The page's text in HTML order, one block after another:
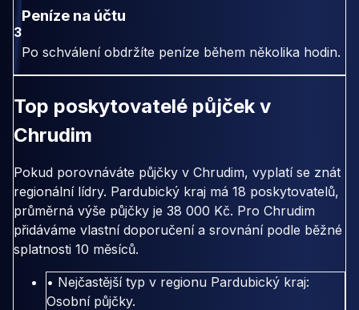
3
Peníze na účtu
Po schválení obdržíte peníze během několika hodin.
Top poskytovatelé půjček v
Chrudim
Pokud porovnáváte půjčky v Chrudim, vyplatí se znát
regionální lídry. Pardubický kraj má 18 poskytovatelů,
průměrná výše půjčky je 38 000 Kč. Pro Chrudim
přidáváme vlastní doporučení a srovnání podle běžné
splatnosti 10 měsíců.
• Nejčastější typ v regionu Pardubický kraj:
Osobní půjčky.